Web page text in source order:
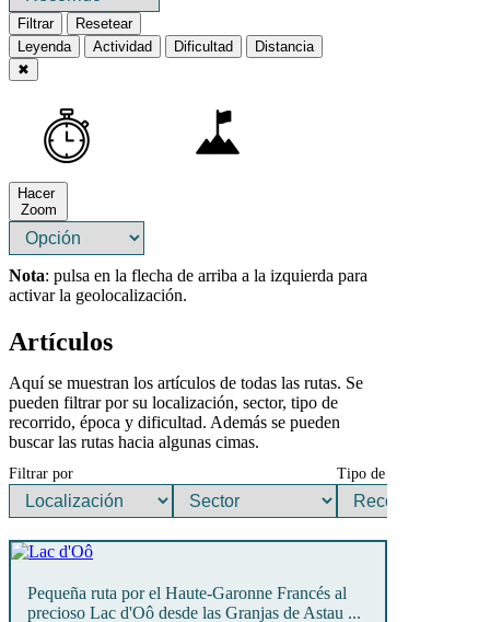
Filtrar
Resetear
Leyenda
Actividad Dificultad
Distancia
✖
Hacer
Zoom
Nota: pulsa en la flecha de arriba a la izquierda para
activar la geolocalización.
Artículos
Aquí se muestran los artículos de todas las rutas. Se
pueden filtrar por su localización, sector, tipo de
recorrido, época y dificultad. Además se pueden
buscar las rutas hacia algunas cimas.
Filtrar por Tipo de ruta
Pequeña ruta por el Haute-Garonne Francés al
precioso Lac d'Oô desde las Granjas de Astau ...